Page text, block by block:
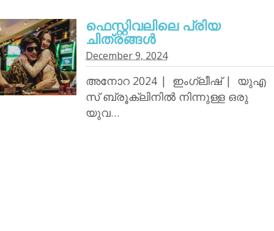
ഫെസ്റ്റിവലിലെ പ്രിയ
ചിത്രങ്ങള്‍
December 9, 2024
അനോറ 2024 | ഇംഗ്ലീഷ് | യുഎ
സ് ബ്രൂക്ലിനില്‍ നിന്നുള്ള ഒരു
യുവ…